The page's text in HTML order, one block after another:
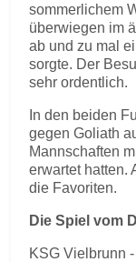
sommerlichem
überwiegen im
ab und zu mal
sorgte. Der
sehr ordentlich.
In den beiden
gegen Goliath
Mannschaften
erwartet hatten.
die Favoriten.
Die Spiel vom
KSG Vielbrunn